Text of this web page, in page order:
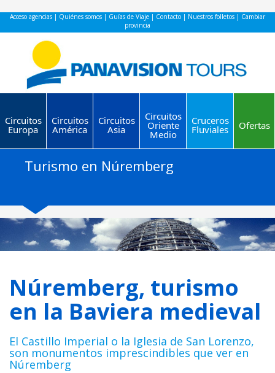
Acceso agencias | Quiénes somos | Guías de Viaje | Contacto | Nuestros folletos | Cambiar
provincia
Circuitos
Europa
Circuitos
América
Circuitos
Asia
Circuitos
Oriente
Medio
Cruceros
Fluviales Ofertas
Turismo en Núremberg
Núremberg, turismo
en la Baviera medieval
El Castillo Imperial o la Iglesia de San Lorenzo,
son monumentos imprescindibles que ver en
Núremberg